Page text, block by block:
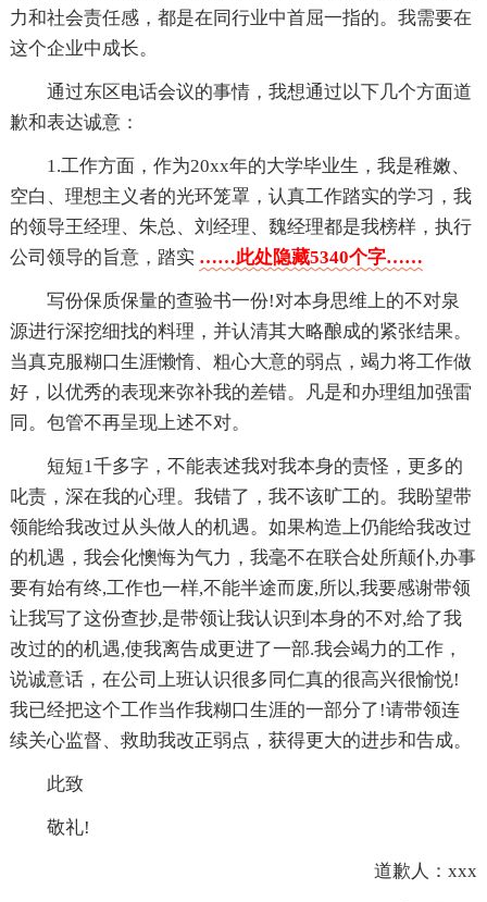
力和社会责任感，都是在同行业中首屈一指的。我需要在
这个企业中成长。
通过东区电话会议的事情，我想通过以下几个方面道
歉和表达诚意：
1.工作方面，作为20xx年的大学毕业生，我是稚嫩、
空白、理想主义者的光环笼罩，认真工作踏实的学习，我
的领导王经理、朱总、刘经理、魏经理都是我榜样，执行
公司领导的旨意，踏实 ……此处隐藏5340个字……
写份保质保量的查验书一份!对本身思维上的不对泉
源进行深挖细找的料理，并认清其大略酿成的紧张结果。
当真克服糊口生涯懒惰、粗心大意的弱点，竭力将工作做
好，以优秀的表现来弥补我的差错。凡是和办理组加强雷
同。包管不再呈现上述不对。
短短1千多字，不能表述我对我本身的责怪，更多的
叱责，深在我的心理。我错了，我不该旷工的。我盼望带
领能给我改过从头做人的机遇。如果构造上仍能给我改过
的机遇，我会化懊悔为气力，我毫不在联合处所颠仆,办事
要有始有终,工作也一样,不能半途而废,所以,我要感谢带领
让我写了这份查抄,是带领让我认识到本身的不对,给了我
改过的的机遇,使我离告成更进了一部.我会竭力的工作，
说诚意话，在公司上班认识很多同仁真的很高兴很愉悦!
我已经把这个工作当作我糊口生涯的一部分了!请带领连
续关心监督、救助我改正弱点，获得更大的进步和告成。
此致
敬礼!
道歉人：xxx